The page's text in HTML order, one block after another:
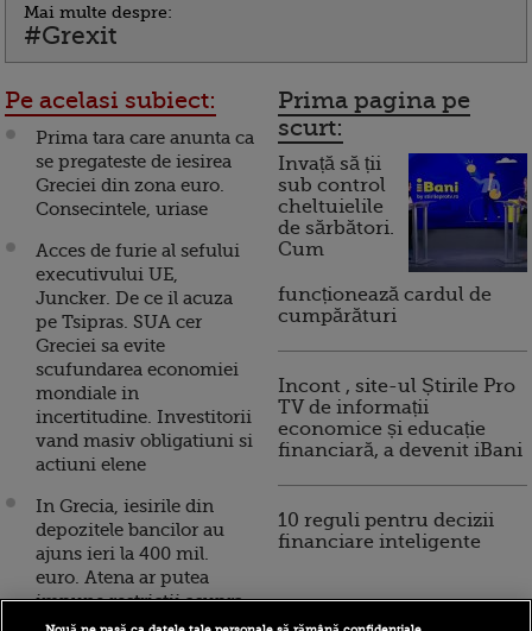
Mai multe despre:
#Grexit
Pe acelasi subiect:
Prima tara care anunta ca
se pregateste de iesirea
Greciei din zona euro.
Consecintele, uriase
Acces de furie al sefului
executivului UE,
Juncker. De ce il acuza
pe Tsipras. SUA cer
Greciei sa evite
scufundarea economiei
mondiale in
incertitudine. Investitorii
vand masiv obligatiuni si
actiuni elene
In Grecia, iesirile din
depozitele bancilor au
ajuns ieri la 400 mil.
euro. Atena ar putea
impune restrictii asupra
miscarilor de capital.
Prima pagina pe
scurt:
Invață să ții
sub control
cheltuielile
de sărbători.
Cum
funcționează cardul de
cumpărături
Incont , site-ul Știrile Pro
TV de informații
economice și educație
financiară, a devenit iBani
10 reguli pentru decizii
financiare inteligente